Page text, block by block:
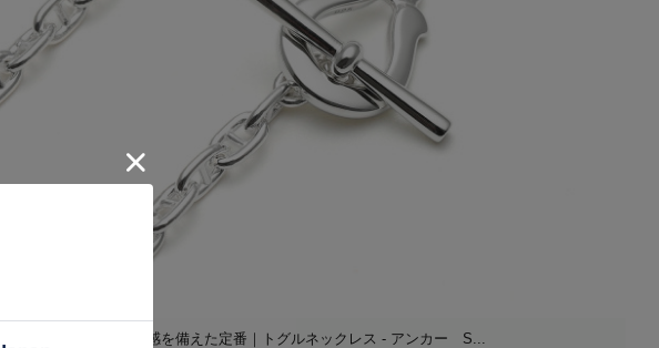
上品な存在感を備えた定番｜トグルネックレス - アンカー S...